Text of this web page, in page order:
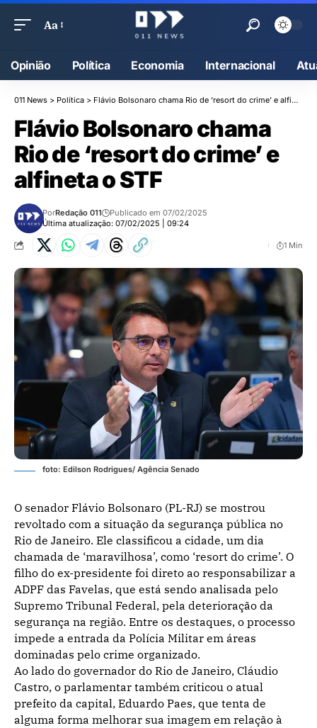
Aa
Opinião Política Economia Internacional
011 News > Política > Flávio Bolsonaro chama Rio de ‘resort do crime’ e alfineta o STF
Flávio Bolsonaro chama
Rio de ‘resort do crime’ e
alfineta o STF
Última atualização: 07/02/2025 | 09:24
PorRedação 011 Publicado em 07/02/2025
1 Min
foto: Edilson Rodrigues/ Agência Senado
O senador Flávio Bolsonaro (PL-RJ) se mostrou
revoltado com a situação da segurança pública no
Rio de Janeiro. Ele classificou a cidade, um dia
chamada de ‘maravilhosa’, como ‘resort do crime’. O
filho do ex-presidente foi direto ao responsabilizar a
ADPF das Favelas, que está sendo analisada pelo
Supremo Tribunal Federal, pela deterioração da
segurança na região. Entre os destaques, o processo
impede a entrada da Polícia Militar em áreas
dominadas pelo crime organizado.
Ao lado do governador do Rio de Janeiro, Cláudio
Castro, o parlamentar também criticou o atual
prefeito da capital, Eduardo Paes, que tenta de
alguma forma melhorar sua imagem em relação à